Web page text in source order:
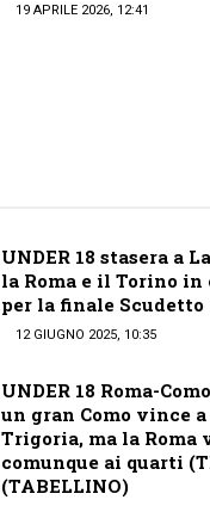
19 APRILE 2026, 12:41
UNDER 18 stasera a
la Roma e il Torino in
per la finale Scudetto
12 GIUGNO 2025, 10:35
UNDER 18 Roma-
un gran Como vince a
Trigoria, ma la Roma
comunque ai quarti
(TABELLINO)